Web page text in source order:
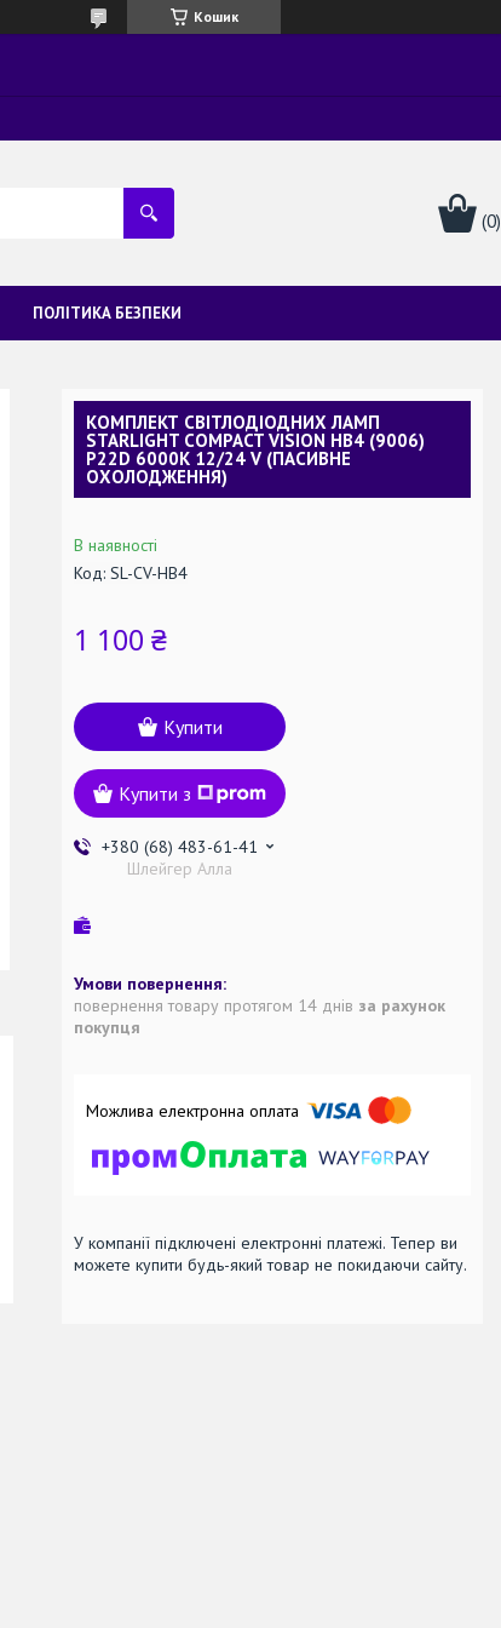
Кошик
ПОЛІТИКА БЕЗПЕКИ
КОМПЛЕКТ СВІТЛОДІОДНИХ ЛАМП
STARLIGHT COMPACT VISION HB4 (9006)
P22D 6000K 12/24 V (ПАСИВНЕ
ОХОЛОДЖЕННЯ)
В наявності
Код: SL-CV-HB4
1 100 ₴
Купити
Купити з
+380 (68) 483-61-41
Шлейгер Алла
повернення товару протягом 14 днів за рахунок
покупця
У компанії підключені електронні платежі. Тепер ви
можете купити будь-який товар не покидаючи сайту.